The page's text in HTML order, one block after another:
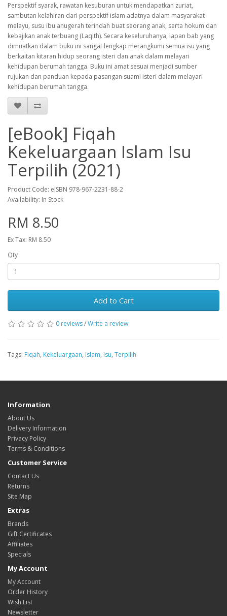
Perspektif syarak, rawatan kesuburan untuk mendapatkan zuriat,
sambutan kelahiran dari perspektif islam adatnya dalam masyarakat
melayu, susu ibu anugerah terindah buat seorang anak, serta hokum dan
kebajikan anak terbuang (Laqith). Secara keseluruhanya, lapan bab yang
dimuatkan dalam buku ini sangat lengkap merangkumi semua isu yang
berkaitan kitaran hidup seorang isteri dan anak dalam melayari
kehidupan berumah tangga. Buku ini amat sesuai menjadi sumber
rujukan dan panduan kepada pasangan suami isteri dalam melayari
kehidupan berumah tangga.
[eBook] Fiqah
Kekeluargaan Islam Isu
Terpilih (2021)
Product Code: eISBN 978-967-2231-88-2
Availability: In Stock
RM 8.50
Ex Tax: RM 8.50
Qty
Add to Cart
0 reviews/Write a review
Tags: Fiqah, Kekeluargaan, Islam, Isu, Terpilih
Information
About Us
Delivery Information
Privacy Policy
Terms & Conditions
Customer Service
Contact Us
Returns
Site Map
Extras
Brands
Gift Certificates
Affiliates
Specials
My Account
My Account
Order History
Wish List
Newsletter